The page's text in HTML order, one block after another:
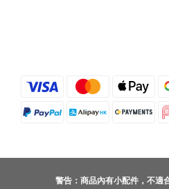
警告：商品內有小配件，不適